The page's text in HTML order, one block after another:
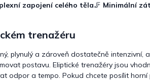
á
p
r
v
zapojení celého těla🦵 Minimální
trenažéru
plynulý a zároveň dostatečně intenzivní,
postavu. Eliptické trenažéry jsou
odpor a tempo. Pokud chcete posílit